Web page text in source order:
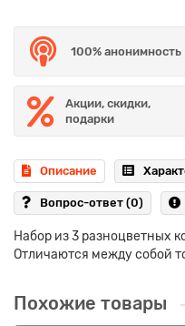
100% анонимность
Акции, скидки,
подарки
Описание
Вопрос-ответ (0)
Набор из 3 разноцветных
Отличаются между собой
Похожие товары